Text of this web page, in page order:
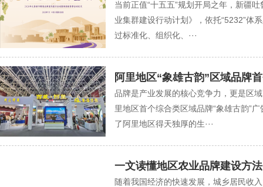
当前正值“十五五”规划开局之年，新疆
业集群建设行动计划》，依托“5232”体
过标准化、组织化、···
阿里地区“象雄古韵”区域品牌
品牌是产业发展的核心竞争力，更是区
里地区首个综合类区域品牌“象雄古韵”
了阿里地区得天独厚的生···
一文读懂地区农业品牌建设方法
随着我国经济的快速发展，城乡居民收